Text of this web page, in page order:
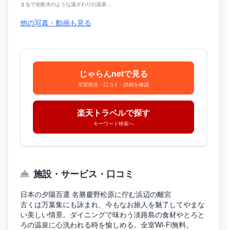
まるで化粧水のような湯ざわりの温泉を湛える専有露天風呂を全室に備えた特別客室(写真はTypeA)
他の写真・動画も見る
じゃらんnetで見る
空室状況・口コミ・詳細を確認
楽天トラベルで探す
キーワード検索へ
施設・サービス・口コミ
日本の夕陽百選 名勝慶野松原に佇む浜辺の離宮
古くは万葉集にも詠まれ、今もなお旅人を魅了してやまな
い美しい情景。ダイニングで味わう淡路島の食材やとろと
ろの温泉に心洗われる時を愉しめる。全室Wi-Fi無料。